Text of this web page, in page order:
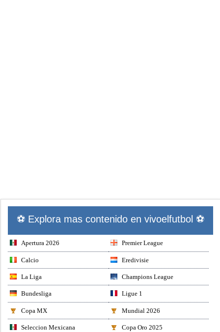
⚽ Explora mas contenido en vivoelfutbol ⚽
Apertura 2026 Premier League
Calcio Eredivisie
La Liga Champions League
Bundesliga Ligue 1
Copa MX Mundial 2026
Seleccion Mexicana Copa Oro 2025